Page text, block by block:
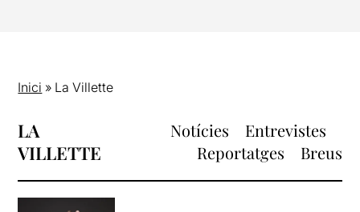
Inici » La Villette
LA
VILLETTE
Notícies
Entrevistes
Reportatges
Breus